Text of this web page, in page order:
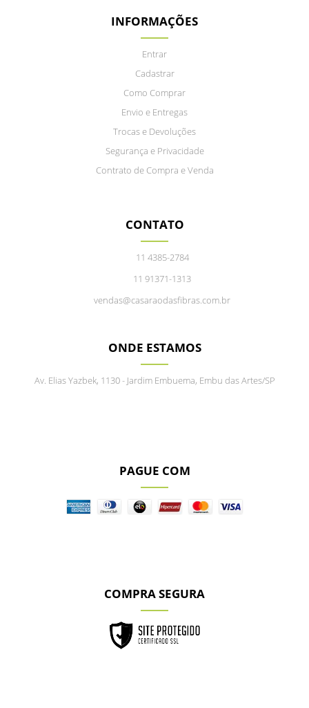
INFORMAÇÕES
Entrar
Cadastrar
Como Comprar
Envio e Entregas
Trocas e Devoluções
Segurança e Privacidade
Contrato de Compra e Venda
CONTATO
11 4385-2784
11 91371-1313
vendas@casaraodasfibras.com.br
ONDE ESTAMOS
Av. Elias Yazbek, 1130 - Jardim Embuema, Embu das Artes/SP
PAGUE COM
COMPRA SEGURA